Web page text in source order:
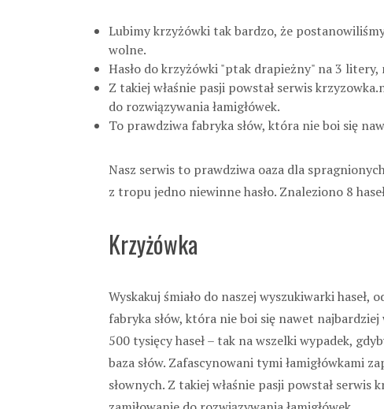
Lubimy krzyżówki tak bardzo, że
wolne.
Hasło do krzyżówki "ptak drapieżny" na 3
Z takiej właśnie pasji powstał serwis
do rozwiązywania łamigłówek.
To prawdziwa fabryka słów, która nie boi się
Nasz serwis to prawdziwa oaza dla
z tropu jedno niewinne hasło. Znaleziono 8
Krzyżówka
Wyskakuj śmiało do naszej wyszukiwarki
fabryka słów, która nie boi się nawet
500 tysięcy haseł – tak na wszelki wypadek,
baza słów. Zafascynowani tymi łamigłówkami
słownych. Z takiej właśnie pasji powstał